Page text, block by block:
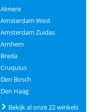
Almere
Amsterdam West
Amsterdam Zuidas
Arnhem
Breda
Cruquius
Den Bosch
Den Haag
Bekijk al onze 22 winkels